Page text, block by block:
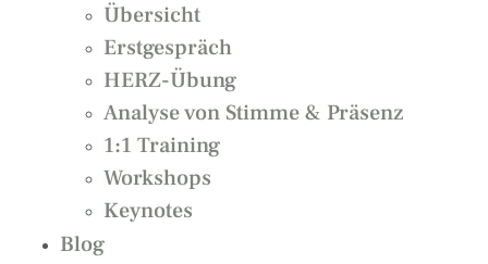
Übersicht
Erstgespräch
HERZ-Übung
Analyse von Stimme & Präsenz
1:1 Training
Workshops
Keynotes
Blog